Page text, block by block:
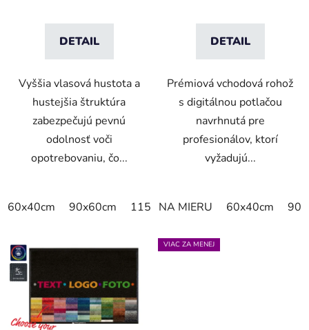
DETAIL
Vyššia vlasová hustota a
hustejšia štruktúra
zabezpečujú pevnú
odolnosť voči
opotrebovaniu, čo...
60x40cm 90x60cm 115x115cm 150x100cm
DETAIL
Prémiová vchodová rohož
s digitálnou potlačou
navrhnutá pre
profesionálov, ktorí
vyžadujú...
NA MIERU 60x40cm
VIAC ZA MENEJ